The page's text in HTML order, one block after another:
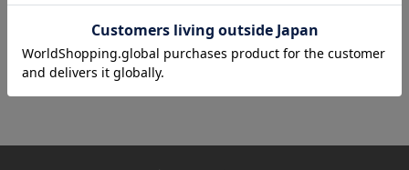
るだけで、きっと心が救われると思うんで
す。